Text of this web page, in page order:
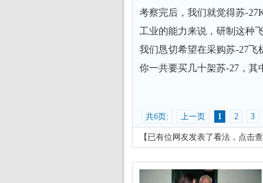
考察完后，我们就觉得苏-
工业的能力来说，研制这种
我们恳切希望在采购苏-27飞
你一共要买几十架苏-27，其
共6页: 上一页 1 2 3
【已有位网友发表了看法， 点击